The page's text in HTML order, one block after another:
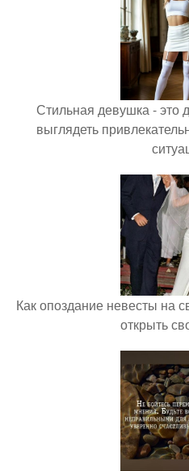
Стильная девушка - это
выглядеть
Как опоздание невесты на
открыть